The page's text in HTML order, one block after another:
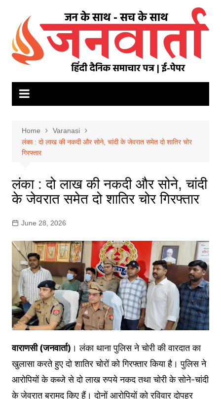
content
Home
Varanasi
लंका : दो लाख की नकदी और सोने, चांदी के जेवरात समेत दो शातिर चोर
गिरफ्तार
लंका : दो लाख की नकदी और सोने, चांदी
के जेवरात समेत दो शातिर चोर गिरफ्तार
June 28, 2026
वाराणसी (जनवार्ता) । लंका थाना पुलिस ने चोरी की वारदात का
खुलासा करते हुए दो शातिर चोरों को गिरफ्तार किया है। पुलिस ने
आरोपियों के कब्जे से दो लाख रुपये नकद तथा चोरी के सोने-चांदी
के जेवरात बरामद किए हैं। दोनों आरोपियों को रविवार दोपहर